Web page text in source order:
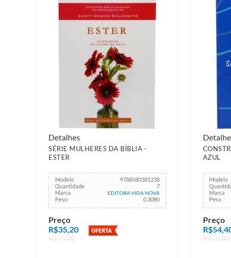
SÉRIE MULHERES DA BÍBLIA -
ESTER
Modelo
9788580381238
Quantidade
7
Marca
EDITORA VIDA NOVA
Peso 0.3080
Preço
R$35,20
R$45,00
Detalhes
AZUL
Modelo
Marca
Peso
Preço
R$68,00